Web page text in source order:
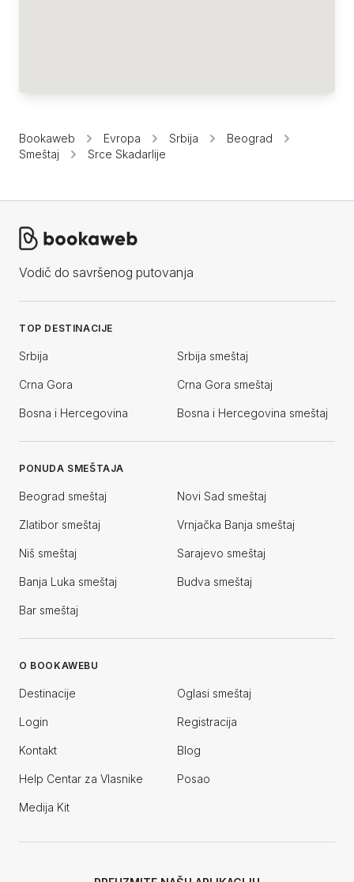
Bookaweb Evropa Srbija
Beograd
Smeštaj
Srce Skadarlije
Vodič do savršenog putovanja
TOP DESTINACIJE
Srbija Srbija smeštaj
Crna Gora Crna Gora smeštaj
Bosna i Hercegovina Bosna i Hercegovina smeštaj
PONUDA SMEŠTAJA
Beograd smeštaj Novi Sad smeštaj
Zlatibor smeštaj Vrnjačka Banja smeštaj
Niš smeštaj Sarajevo smeštaj
Banja Luka smeštaj Budva smeštaj
Bar smeštaj
O BOOKAWEBU
Destinacije Oglasi smeštaj
Login Registracija
Kontakt Blog
Help Centar za Vlasnike Posao
Medija Kit